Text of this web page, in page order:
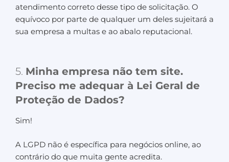
atendimento correto desse tipo de solicitação. O
equívoco por parte de qualquer um deles sujeitará a
sua empresa a multas e ao abalo reputacional.
5. Minha empresa não tem site.
Preciso me adequar à Lei Geral de
Proteção de Dados?
Sim!
A LGPD não é específica para negócios online, ao
contrário do que muita gente acredita.